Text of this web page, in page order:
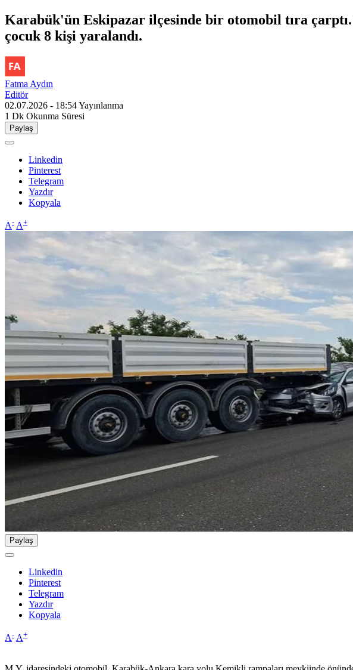
Karabük'ün Eskipazar ilçesinde bir otomobil tıra çarptı.
çocuk 8 kişi yaralandı.
Fatma Aydın
Editör
02.07.2026 - 18:54Yayınlanma
1 Dk Okunma Süresi
Paylaş
Linkedin
Pinterest
Telegram
Yazdır
Kopyala
A- A+
Paylaş
Linkedin
Pinterest
Telegram
Yazdır
Kopyala
A- A+